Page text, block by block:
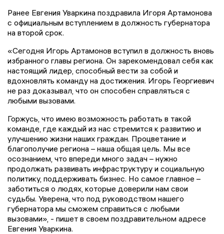
Ранее Евгения Уваркина поздравила Игоря Артамонова
с официальным вступлением в должность губернатора
на второй срок.
«Сегодня Игорь Артамонов вступил в должность вновь
избранного главы региона. Он зарекомендовал себя как
настоящий лидер, способный вести за собой и
вдохновлять команду на достижения. Игорь Георгиевич
не раз доказывал, что он способен справляться с
любыми вызовами.
Горжусь, что имею возможность работать в такой
команде, где каждый из нас стремится к развитию и
улучшению жизни наших граждан. Процветание и
благополучие региона – наша общая цель. Мы все
осознанием, что впереди много задач – нужно
продолжать развивать инфраструктуру и социальную
политику, поддерживать бизнес. Но самое главное –
заботиться о людях, которые доверили нам свои
судьбы. Уверена, что под руководством нашего
губернатора мы сможем справиться с любыми
вызовами», - пишет в своем поздравительном адресе
Евгения Уваркина.